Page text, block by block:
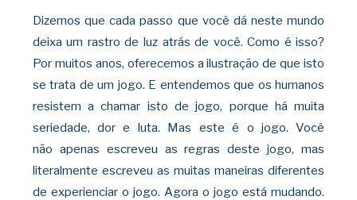
Dizemos que cada passo que você dá neste mundo
deixa um rastro de luz atrás de você. Como é isso?
Por muitos anos, oferecemos a ilustração de que isto
se trata de um jogo. E entendemos que os humanos
resistem a chamar isto de jogo, porque há muita
seriedade, dor e luta. Mas este é o jogo. Você
não apenas escreveu as regras deste jogo, mas
literalmente escreveu as muitas maneiras diferentes
de experienciar o jogo. Agora o jogo está mudando.